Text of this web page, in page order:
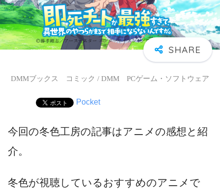
DMMブックス コミック / DMM PCゲーム・ソフトウェア
Pocket
今回の冬色工房の記事はアニメの感想と紹
介。
冬色が視聴しているおすすめのアニメで